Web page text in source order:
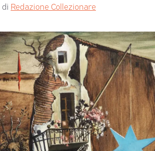
di Redazione Collezionare